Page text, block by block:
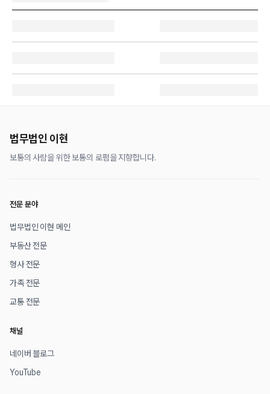
법무법인 이현
보통의 사람을 위한 보통의 로펌을 지향합니다.
전문 분야
법무법인 이현 메인
부동산 전문
형사 전문
가족 전문
교통 전문
채널
네이버 블로그
YouTube